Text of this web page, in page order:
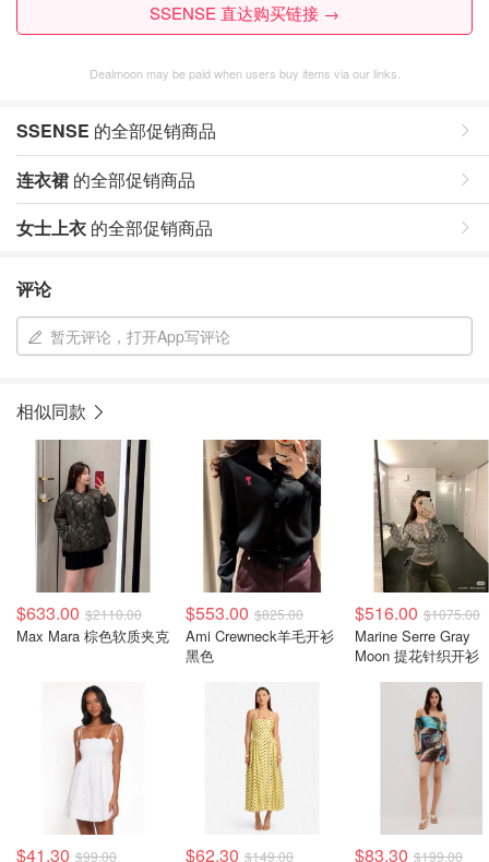
SSENSE 直达购买链接 →
Dealmoon may be paid when users buy items via our links.
SSENSE 的全部促销商品
连衣裙 的全部促销商品
女士上衣 的全部促销商品
评论
暂无评论，打开App写评论
相似同款
$633.00 $2110.00
Max Mara 棕色软质夹克
$553.00 $825.00
Ami Crewneck羊毛开衫
黑色
$516.00 $1075.00
Marine Serre Gray
Moon 提花针织开衫
$41.30 $99.00 $62.30 $149.00 $83.30 $199.00